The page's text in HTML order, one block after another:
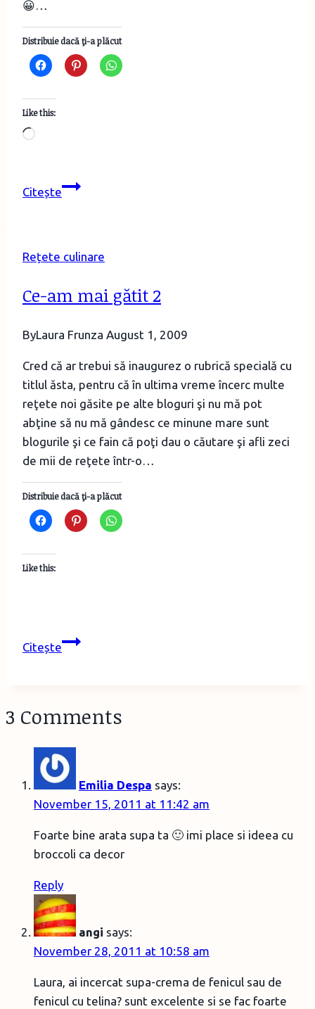
😀…
Distribuie dacă ţi-a plăcut
Like this:
Loading…
CiteșteAperitiv
de
legume
prosciutto
Rețete culinare
Ce-am mai gătit 2
ByLaura Frunza August 1, 2009
Cred că ar trebui să inaugurez o rubrică specială cu
titlul ăsta, pentru că în ultima vreme încerc multe
reţete noi găsite pe alte bloguri şi nu mă pot
abţine să nu mă gândesc ce minune mare sunt
blogurile şi ce fain că poţi dau o căutare şi afli zeci
de mii de reţete într-o…
Distribuie dacă ţi-a plăcut
Like this:
CiteșteCe-
2
3 Comments
Emilia Despa says:
November 15, 2011 at 11:42 am
Foarte bine arata supa ta 🙂 imi place si ideea cu
broccoli ca decor
Reply
angi says:
November 28, 2011 at 10:58 am
Laura, ai incercat supa-crema de fenicul sau de
fenicul cu telina? sunt excelente si se fac foarte